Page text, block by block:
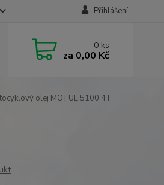
Přihlášení
0 ks
za 0,00 Kč
olej MOTUL 5100 4T